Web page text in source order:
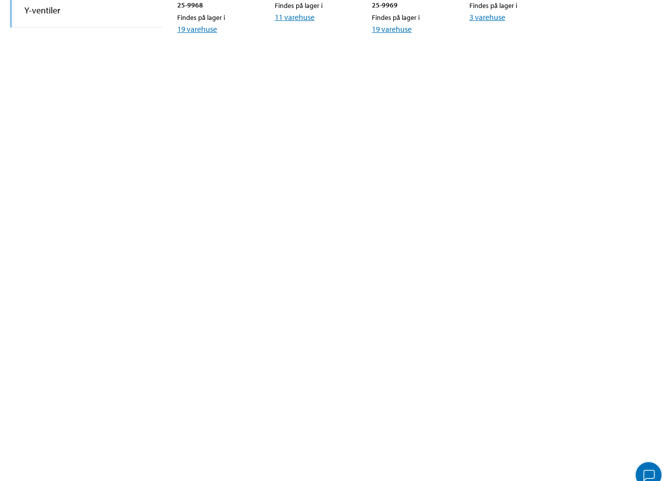
Y-ventiler
25-9968
Findes på lager i
19varehuse
Findes på lager i
11 varehuse
25-9969
Findes på lager i
19varehuse
Findes på lager i
3 varehuse